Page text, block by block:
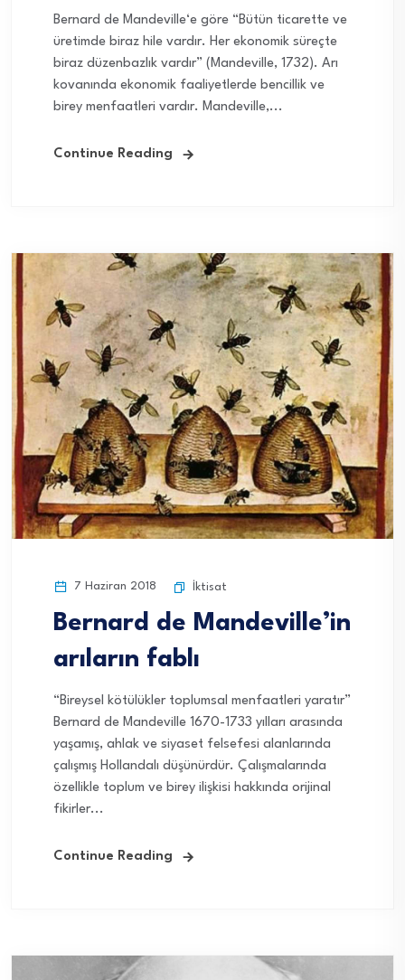
Bernard de Mandeville‘e göre “Bütün ticarette ve
üretimde biraz hile vardır. Her ekonomik süreçte
biraz düzenbazlık vardır” (Mandeville, 1732). Arı
kovanında ekonomik faaliyetlerde bencillik ve
birey menfaatleri vardır. Mandeville,...
Continue Reading
7 Haziran 2018 İktisat
Bernard de Mandeville’in
arıların fablı
“Bireysel kötülükler toplumsal menfaatleri yaratır”
Bernard de Mandeville 1670-1733 yılları arasında
yaşamış, ahlak ve siyaset felsefesi alanlarında
çalışmış Hollandalı düşünürdür. Çalışmalarında
özellikle toplum ve birey ilişkisi hakkında orijinal
fikirler...
Continue Reading